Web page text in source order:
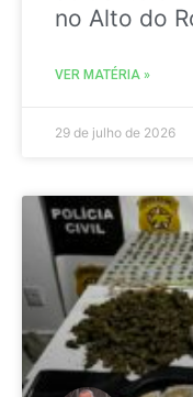
no Alto do
VER MATÉRIA »
29 de julho de 2026